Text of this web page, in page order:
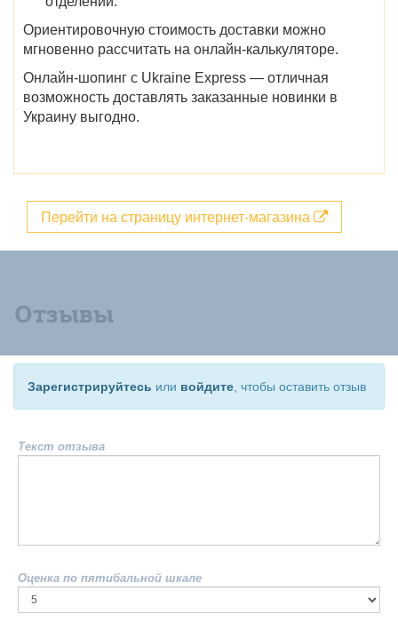
Ориентировочную стоимость доставки можно
мгновенно рассчитать на онлайн-калькуляторе.
Онлайн-шопинг с Ukraine Express — отличная
возможность доставлять заказанные новинки в
Украину выгодно.
Перейти на страницу интернет-магазина
Отзывы
Зарегистрируйтесь или войдите , чтобы оставить отзыв
Текст отзыва
Оценка по пятибальной шкале